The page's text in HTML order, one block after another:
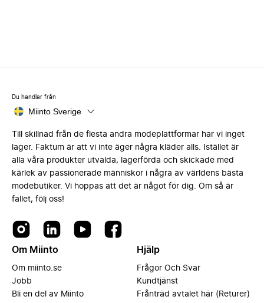
Du handlar från
Miinto Sverige
Till skillnad från de flesta andra modeplattformar har vi inget
lager. Faktum är att vi inte äger några kläder alls. Istället är
alla våra produkter utvalda, lagerförda och skickade med
kärlek av passionerade människor i några av världens bästa
modebutiker. Vi hoppas att det är något för dig. Om så är
fallet, följ oss!
Om Miinto
Om miinto.se
Jobb
Bli en del av Miinto
Hjälp
Frågor Och Svar
Kundtjänst
Frånträd avtalet här (Returer)